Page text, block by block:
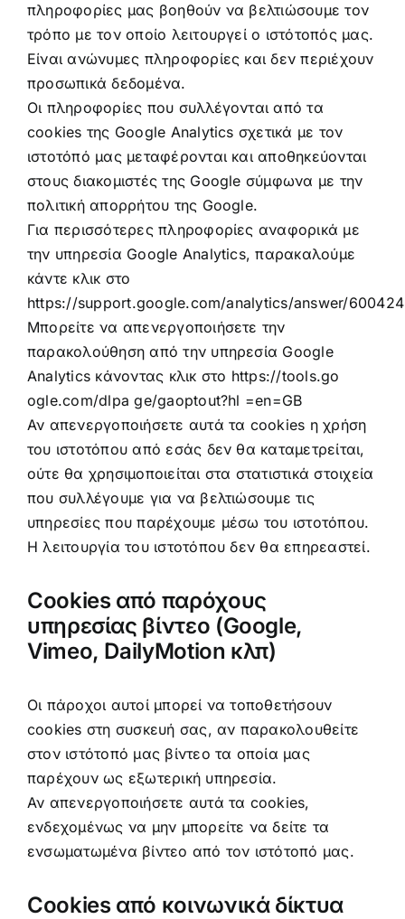
πληροφορίες μας βοηθούν να βελτιώσουμε τον
τρόπο με τον οποίο λειτουργεί ο ιστότοπός μας.
Είναι ανώνυμες πληροφορίες και δεν περιέχουν
προσωπικά δεδομένα.
Οι πληροφορίες που συλλέγονται από τα
cookies της Google Analytics σχετικά με τον
ιστοτόπό μας μεταφέρονται και αποθηκεύονται
στους διακομιστές της Google σύμφωνα με την
πολιτική απορρήτου της Google.
Για περισσότερες πληροφορίες αναφορικά με
την υπηρεσία Google Analytics, παρακαλούμε
κάντε κλικ στο
https://support.google.com/analytics/answer/
Μπορείτε να απενεργοποιήσετε την
παρακολούθηση από την υπηρεσία Google
Analytics κάνοντας κλικ στο https://tools.go
ogle.com/dlpa ge/gaoptout?hl =en=GB
Αν απενεργοποιήσετε αυτά τα cookies η χρήση
του ιστοτόπου από εσάς δεν θα καταμετρείται,
ούτε θα χρησιμοποιείται στα στατιστικά στοιχεία
που συλλέγουμε για να βελτιώσουμε τις
υπηρεσίες που παρέχουμε μέσω του ιστοτόπου.
Η λειτουργία του ιστοτόπου δεν θα επηρεαστεί.
Cookies από παρόχους
υπηρεσίας βίντεο (Google,
Vimeo, DailyMotion κλπ)
Οι πάροχοι αυτοί μπορεί να τοποθετήσουν
cookies στη συσκευή σας, αν παρακολουθείτε
στον ιστότοπό μας βίντεο τα οποία μας
παρέχουν ως εξωτερική υπηρεσία.
Αν απενεργοποιήσετε αυτά τα cookies,
ενδεχομένως να μην μπορείτε να δείτε τα
ενσωματωμένα βίντεο από τον ιστότοπό μας.
Cookies από κοινωνικά δίκτυα